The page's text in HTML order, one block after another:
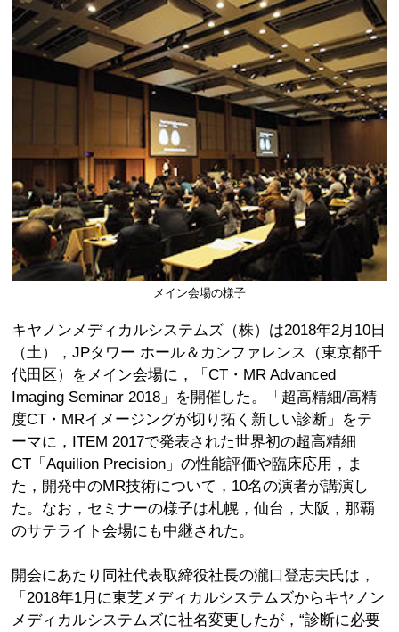
メイン会場の様子
キヤノンメディカルシステムズ（株）は2018年2月10日
（土），JPタワー ホール＆カンファレンス（東京都千
代田区）をメイン会場に，「CT・MR Advanced
Imaging Seminar 2018」を開催した。「超高精細/高精
度CT・MRイメージングが切り拓く新しい診断」をテ
ーマに，ITEM 2017で発表された世界初の超高精細
CT「Aquilion Precision」の性能評価や臨床応用，ま
た，開発中のMR技術について，10名の演者が講演し
た。なお，セミナーの様子は札幌，仙台，大阪，那覇
のサテライト会場にも中継された。
開会にあたり同社代表取締役社長の瀧口登志夫氏は，
「2018年1月に東芝メディカルシステムズからキヤノン
メディカルシステムズに社名変更したが，“診断に必要